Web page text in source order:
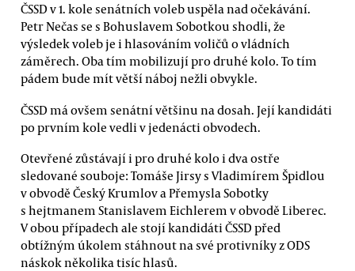
ČSSD v 1. kole senátních voleb uspěla nad očekávání.
Petr Nečas se s Bohuslavem Sobotkou shodli, že
výsledek voleb je i hlasováním voličů o vládních
záměrech. Oba tím mobilizují pro druhé kolo. To tím
pádem bude mít větší náboj nežli obvykle.
ČSSD má ovšem senátní většinu na dosah. Její kandidáti
po prvním kole vedli v jedenácti obvodech.
Otevřené zůstávají i pro druhé kolo i dva ostře
sledované souboje: Tomáše Jirsy s Vladimírem Špidlou
v obvodě Český Krumlov a Přemysla Sobotky
s hejtmanem Stanislavem Eichlerem v obvodě Liberec.
V obou případech ale stojí kandidáti ČSSD před
obtížným úkolem stáhnout na své protivníky z ODS
náskok několika tisíc hlasů.